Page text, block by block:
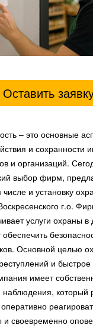
Оставить
– это основные
и сохранности
и организаций.
выбор фирм,
и установку
г.о.
услуги охраны в
Основной целью
и
имеет
наблюдения, который
и своевременно